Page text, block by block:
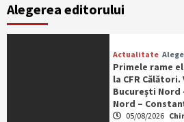
Alegerea editorului
Actualitate
Primele rame
la CFR
București Nord
Nord –
05/08/2026